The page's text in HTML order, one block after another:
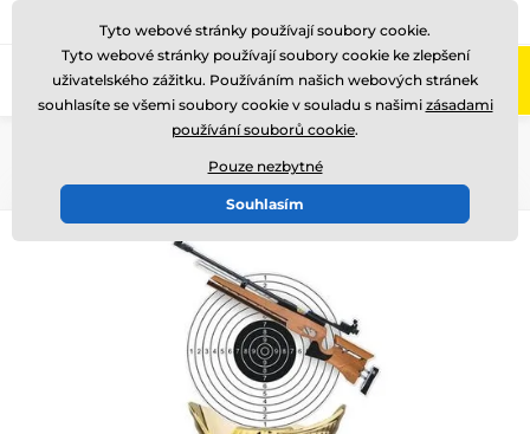
Zavolejte nám (Po-Pá 8-17)
Tyto webové stránky používají soubory cookie.
Tyto webové stránky používají soubory cookie ke zlepšení
uživatelského zážitku. Používáním našich webových stránek
souhlasíte se všemi soubory cookie v souladu s našimi zásadami
používání souborů cookie.
Pouze nezbytné
Souhlasím